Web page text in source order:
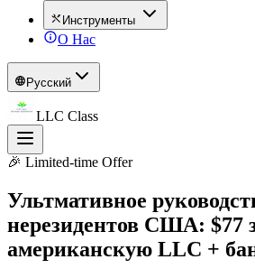
Инструменты
О Нас
Русский
LLC Class
🎉 Limited-time Offer
Ультмативное
нерезидентов США: $77
американскую LLC +